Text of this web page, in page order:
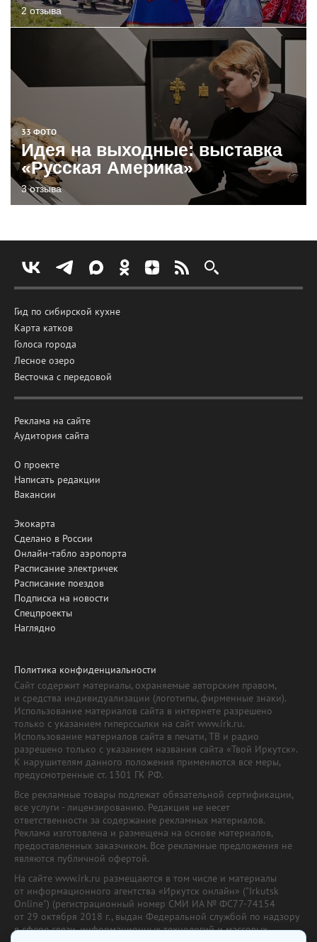
2 отзыва
33 ФОТО
Идея на выходные: выставка
«Русская Америка»
3 отзыва
Гид по сибирской кухне
Карта катков
Голоса города
Лесное озеро
Весточка с передовой
Реклама на сайте
Аудитория сайта
О проекте
Написать редакции
Вакансии
Экокарта
Сделано в России
Онлайн-табло аэропорта
Расписание электричек
Расписание поездов
Подписка на новости
Спецпроекты
Наглядно
Политика конфиденциальности
Сайт содержит материалы, охраняемые авторским правом,
и средства индивидуализации (логотипы, фирменные знаки).
Использование материалов сайта в интернете разрешено
только с указанием гиперссылки на сайт www.irk.ru.
Использование материалов сайта в печати, ТВ и радио
разрешено только с указанием названия сайта «Твой Иркутск».
К нарушителям данного положения применяются все меры,
предусмотренные ст. 1301 ГК РФ.
Все рекламные товары подлежат обязательной сертификации,
все услуги - лицензированию. Редакция не несет
ответственности за содержание рекламных материалов.
Реклама изготовлена и размещена на основе материалов,
предоставленных заказчиком. Все рекламные предложения не
являются публичной офертой.
На сайте www.irk.ru размещаются в том числе и материалы
от информационного агентства «Иркутск онлайн» ("Irkutsk
Online") (регистрационный номер СМИ ИА № ФС77-74154
от 29 октября 2018 г., выдан Федеральной службой по надзору
в сфере связи, информационных технологий и массовых